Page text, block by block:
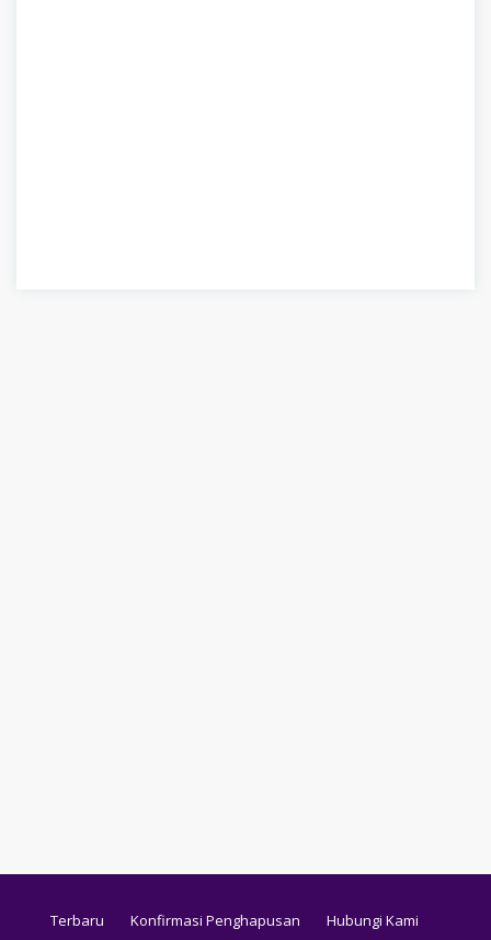
Terbaru Konfirmasi Penghapusan
Hubungi Kami